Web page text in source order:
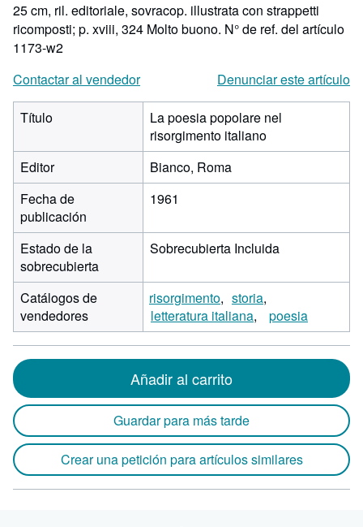
25 cm, ril. editoriale, sovracop. illustrata con strappetti
ricomposti; p. xviii, 324 Molto buono. N° de ref. del artículo
1173-w2
Contactar al vendedor
Denunciar este artículo
Título
La poesia popolare nel
risorgimento italiano
Editor
Bianco, Roma
Fecha de
publicación
1961
Estado de la
sobrecubierta
Sobrecubierta Incluida
Catálogos de
vendedores
risorgimento
storia
letteratura italiana
poesia
Añadir al carrito
Guardar para más tarde
Crear una petición para artículos similares